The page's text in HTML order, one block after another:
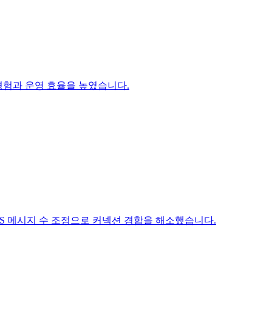
과 운영 효율을 높였습니다.
메시지 수 조정으로 커넥션 경합을 해소했습니다.